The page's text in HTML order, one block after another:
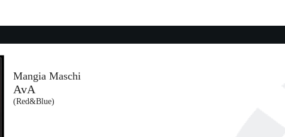
Mangia Maschi
AvA
(Red&Blue)